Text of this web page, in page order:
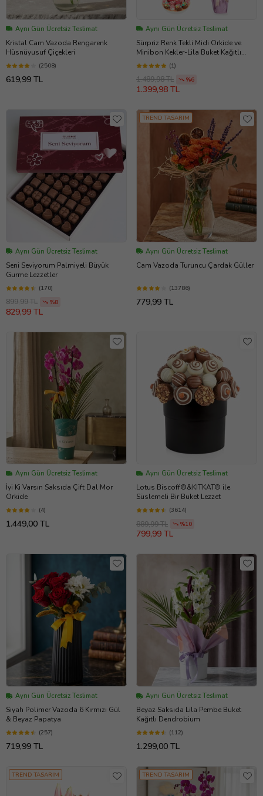
Aynı Gün Ücretsiz Teslimat
Kristal Cam Vazoda Rengarenk
Hüsnüyusuf Çiçekleri
(2508)
619,99 TL
Aynı Gün Ücretsiz Teslimat
Sürpriz Renk Tekli Midi Orkide ve
Minibon Kekler-Lila Buket Kağıtlı
Tasarım
(1)
1.489,98 TL %6
1.399,98 TL
Aynı Gün Ücretsiz Teslimat
Seni Seviyorum Palmiyeli Büyük
Gurme Lezzetler
(170)
899,99 TL %8
829,99 TL
TREND TASARIM
Aynı Gün Ücretsiz Teslimat
Cam Vazoda Turuncu Çardak Güller
(13786)
779,99 TL
Aynı Gün Ücretsiz Teslimat
İyi Ki Varsın Saksıda Çift Dal Mor
Orkide
(4)
1.449,00 TL
Aynı Gün Ücretsiz Teslimat
Lotus Biscoff®&KITKAT® ile
Süslemeli Bir Buket Lezzet
(3614)
889,99 TL %10
799,99 TL
Aynı Gün Ücretsiz Teslimat
Siyah Polimer Vazoda 6 Kırmızı Gül
& Beyaz Papatya
(257)
719,99 TL
Aynı Gün Ücretsiz Teslimat
Beyaz Saksıda Lila Pembe Buket
Kağıtlı Dendrobium
(112)
1.299,00 TL
TREND TASARIM TREND TASARIM